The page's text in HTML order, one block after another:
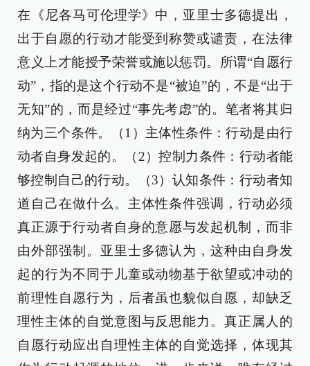
在《尼各马可伦理学》中，亚里士多德提出，
出于自愿的行动才能受到称赞或谴责，在法律
意义上才能授予荣誉或施以惩罚。所谓“自愿行
动”，指的是这个行动不是“被迫”的，不是“出于
无知”的，而是经过“事先考虑”的。笔者将其归
纳为三个条件。（1）主体性条件：行动是由行
动者自身发起的。（2）控制力条件：行动者能
够控制自己的行动。（3）认知条件：行动者知
道自己在做什么。主体性条件强调，行动必须
真正源于行动者自身的意愿与发起机制，而非
由外部强制。亚里士多德认为，这种由自身发
起的行为不同于儿童或动物基于欲望或冲动的
前理性自愿行为，后者虽也貌似自愿，却缺乏
理性主体的自觉意图与反思能力。真正属人的
自愿行动应出自理性主体的自觉选择，体现其